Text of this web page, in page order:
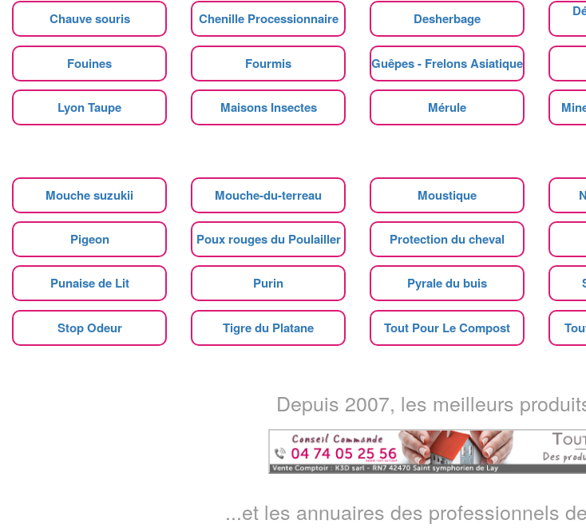
Chauve souris Chenille Processionnaire Desherbage
Fouines Fourmis Guêpes - Frelons Asiatique
Lyon Taupe Maisons Insectes Mérule
Mouche suzukii Mouche-du-terreau Moustique
Pigeon Poux rouges du Poulailler Protection du cheval
Punaise de Lit Purin Pyrale du buis
Stop Odeur Tigre du Platane Tout Pour Le Compost
Depuis 2007, les meilleurs
...et les annuaires des professionnels